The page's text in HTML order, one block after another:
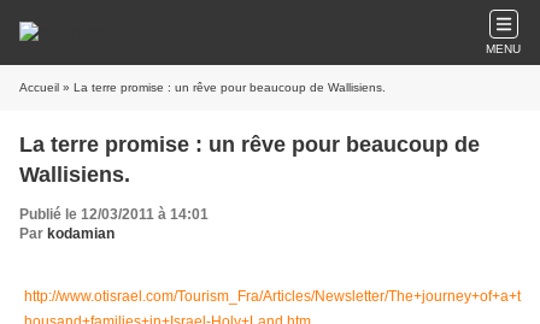
MENU
Accueil » La terre promise : un rêve pour beaucoup de Wallisiens.
La terre promise : un rêve pour beaucoup de
Wallisiens.
Publié le 12/03/2011 à 14:01
Par kodamian
http://www.otisrael.com/Tourism_Fra/Articles/Newsletter/The+journey+of+a+t